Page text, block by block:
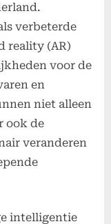
verbeterde
reality (AR)
voor de
en
niet alleen
ook de
veranderen
intelligentie